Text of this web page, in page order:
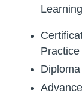
Learning
Practice